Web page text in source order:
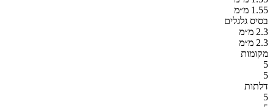
1.55 מ״מ
בסיס גלגלים
2.3 מ״מ
2.3 מ״מ
מקומות
5
5
דלתות
5